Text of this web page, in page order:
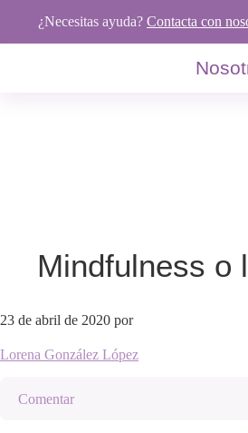
a
al
al
¿Necesitas ayuda? Contacta con
Mindfulness o
23 de abril de 2020 por
Lorena González López
Comentar